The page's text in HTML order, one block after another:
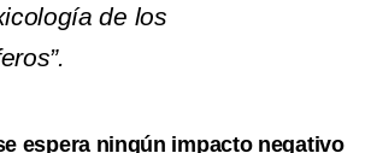
de los
espera ningún impacto negativo